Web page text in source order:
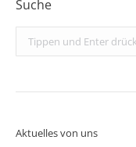
Suche
Search:
Aktuelles von uns